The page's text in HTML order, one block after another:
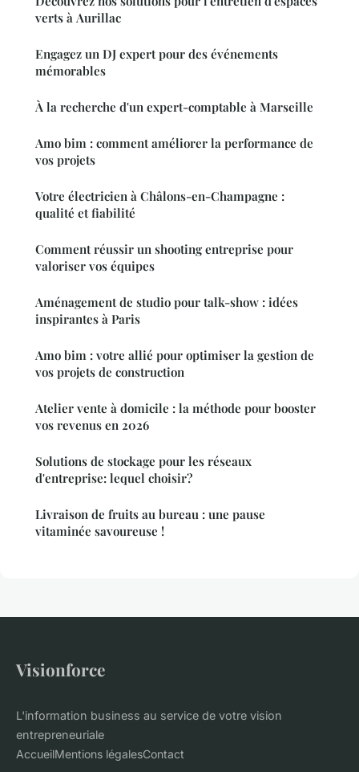
verts à Aurillac
Engagez un DJ expert pour des événements
mémorables
À la recherche d'un expert-comptable à Marseille
Amo bim : comment améliorer la performance de
vos projets
Votre électricien à Châlons-en-Champagne :
qualité et fiabilité
Comment réussir un shooting entreprise pour
valoriser vos équipes
Aménagement de studio pour talk-show : idées
inspirantes à Paris
Amo bim : votre allié pour optimiser la gestion de
vos projets de construction
Atelier vente à domicile : la méthode pour booster
vos revenus en 2026
Solutions de stockage pour les réseaux
d'entreprise: lequel choisir?
Livraison de fruits au bureau : une pause
vitaminée savoureuse !
Visionforce
L'information business au service de votre vision
entrepreneuriale
AccueilMentions légalesContact